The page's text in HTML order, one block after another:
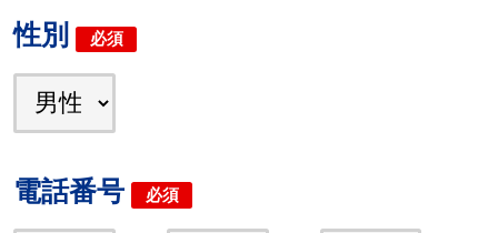
性別 必須
電話番号 必須